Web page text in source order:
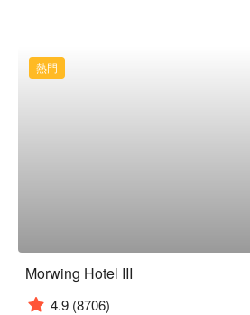
熱門
Morwing Hotel III
4.9 (8706)